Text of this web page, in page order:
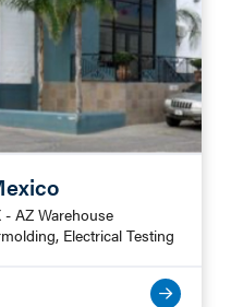
- AZ Warehouse
Electrical Testing